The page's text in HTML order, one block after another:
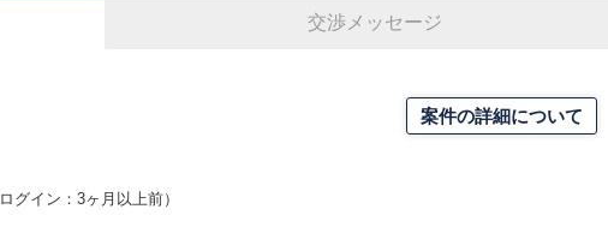
交渉メッセージ
案件の詳細について
グイン：3ヶ月以上前）